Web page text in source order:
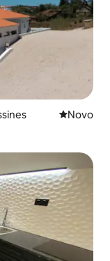
Novo
Novo